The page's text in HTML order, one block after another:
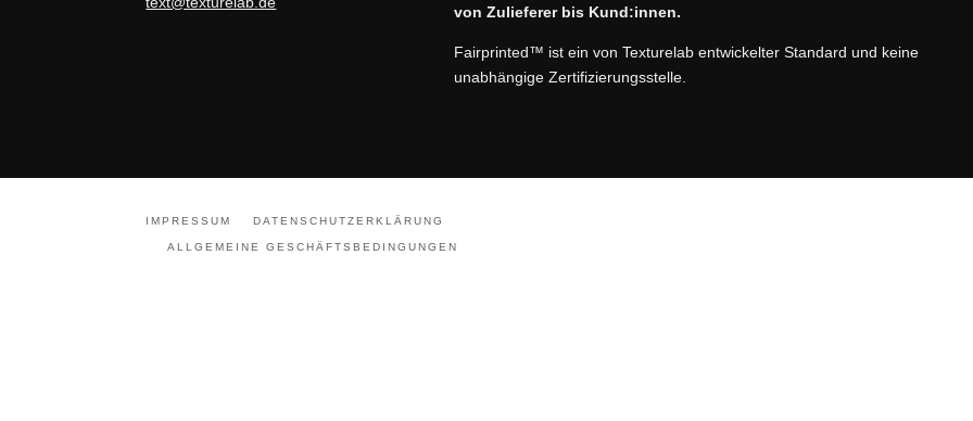
von Zulieferer bis Kund:innen.
Fairprinted™ ist ein von Texturelab entwickelter Standard und keine
unabhängige Zertifizierungsstelle.
IMPRESSUM DATENSCHUTZERKLÄRUNG
ALLGEMEINE GESCHÄFTSBEDINGUNGEN